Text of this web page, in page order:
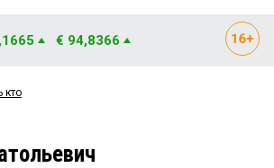
€ 94,8366
кто